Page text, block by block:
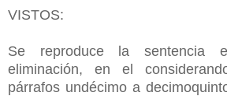
VISTOS:
Se reproduce la sentencia
eliminación, en el
párrafos undécimo a